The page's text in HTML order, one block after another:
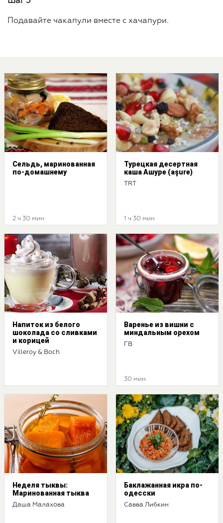
Подавайте чакапули вместе с хачапури.
Сельдь, маринованная
по-домашнему
2 ч 30 мин
Турецкая десертная
каша Ашуре (aşure)
TRT
1 ч 30 мин
Напиток из белого
шоколада со сливками
и корицей
Villeroy & Boch
Варенье из вишни с
миндальным орехом
ГВ
30 мин
Неделя тыквы:
Маринованная тыква
Даша Малахова
Баклажанная икра по-
одесски
Савва Либкин